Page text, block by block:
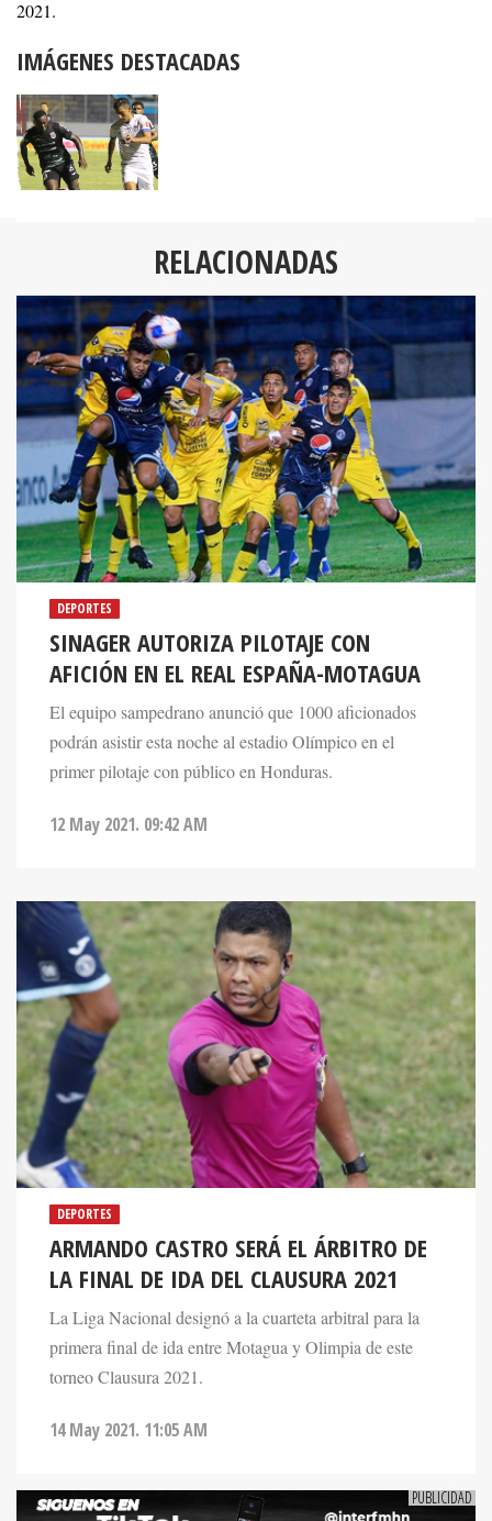
2021.
IMÁGENES DESTACADAS
RELACIONADAS
DEPORTES
SINAGER AUTORIZA PILOTAJE CON
AFICIÓN EN EL REAL ESPAÑA-MOTAGUA
El equipo sampedrano anunció que 1000 aficionados
podrán asistir esta noche al estadio Olímpico en el
primer pilotaje con público en Honduras.
12 May 2021. 09:42 AM
DEPORTES
ARMANDO CASTRO SERÁ EL ÁRBITRO DE
LA FINAL DE IDA DEL CLAUSURA 2021
La Liga Nacional designó a la cuarteta arbitral para la
primera final de ida entre Motagua y Olimpia de este
torneo Clausura 2021.
14 May 2021. 11:05 AM